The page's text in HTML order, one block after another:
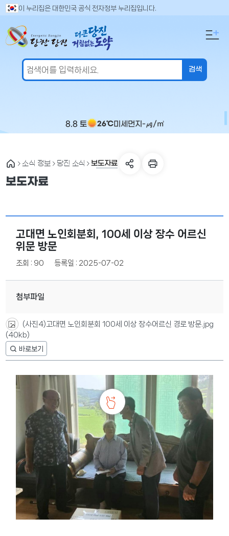
이 누리집은 대한민국 공식 전자정부 누리집입니다.
8.8 토 26℃미세먼지 -㎍/㎥
검
어
입
소식 정보 당진 소식 보도자료
보도자료
고대면 노인회분회, 100세 이상 장수 어르신
위문 방문
조회 : 90 등록일 : 2025-07-02
첨부파일
(사진4)고대면 노인회분회 100세 이상 장수어르신 경로 방문.jpg
(40kb)
만
도
의
세